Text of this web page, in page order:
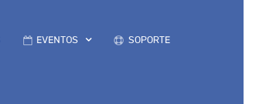
EVENTOS SOPORTE